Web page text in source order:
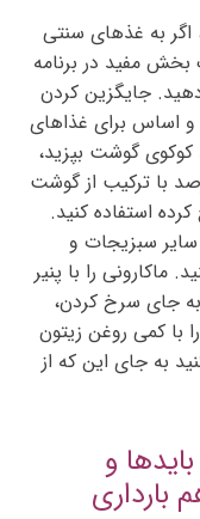
اگر به غذهای سنتی
بخش مفید در برنامه
دهید. جایگزین کردن
و اساس برای غذاهای
گوشت بپزید،
لخم چرخ کرده ۹۳ درصد با ترکیب از گوشت
استفاده کنید.
سبزیجات و
ماکارونی را با پنیر
جای سرخ کردن،
با کمی روغن زیتون
به جای این که از
و
بارداری